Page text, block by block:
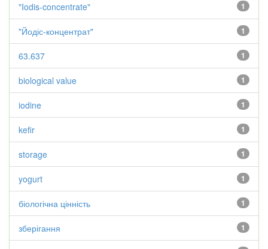
1
"Iodis-concentrate"
1
"Йодіс-концентрат"
1
63.637
1
biological value
1
iodine
1
kefir
1
storage
1
yogurt
1
біологічна цінність
1
зберігання